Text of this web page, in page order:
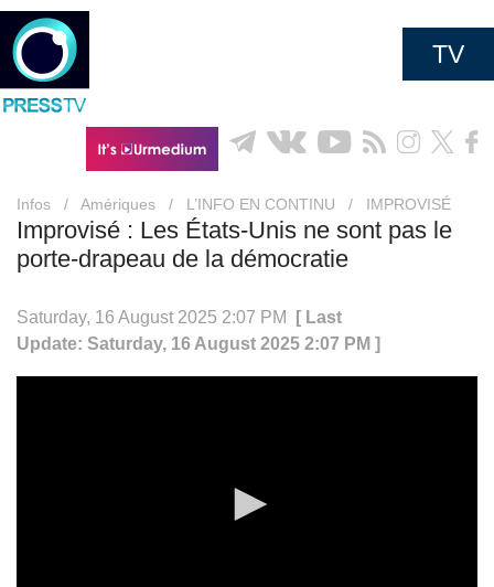
TV
Infos / Amériques / L’INFO EN CONTINU / IMPROVISÉ
Improvisé : Les États-Unis ne sont pas le
porte-drapeau de la démocratie
Saturday, 16 August 2025 2:07 PM
[ Last
Update: Saturday, 16 August 2025 2:07 PM ]